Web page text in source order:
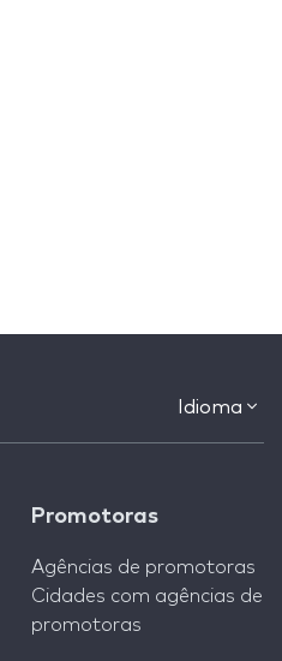
Idioma
Promotoras
Agências de promotoras
Cidades com agências de
promotoras